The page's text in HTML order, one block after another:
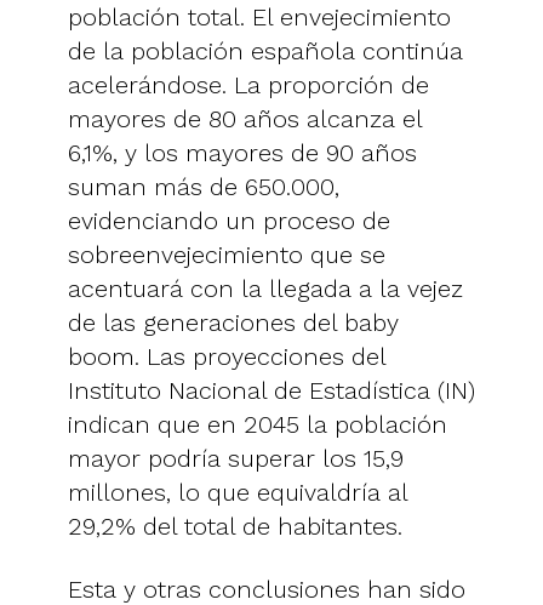
población total. El envejecimiento
de la población española continúa
acelerándose. La proporción de
mayores de 80 años alcanza el
6,1%, y los mayores de 90 años
suman más de 650.000,
evidenciando un proceso de
sobreenvejecimiento que se
acentuará con la llegada a la vejez
de las generaciones del baby
boom. Las proyecciones del
Instituto Nacional de Estadística (IN)
indican que en 2045 la población
mayor podría superar los 15,9
millones, lo que equivaldría al
29,2% del total de habitantes.
Esta y otras conclusiones han sido